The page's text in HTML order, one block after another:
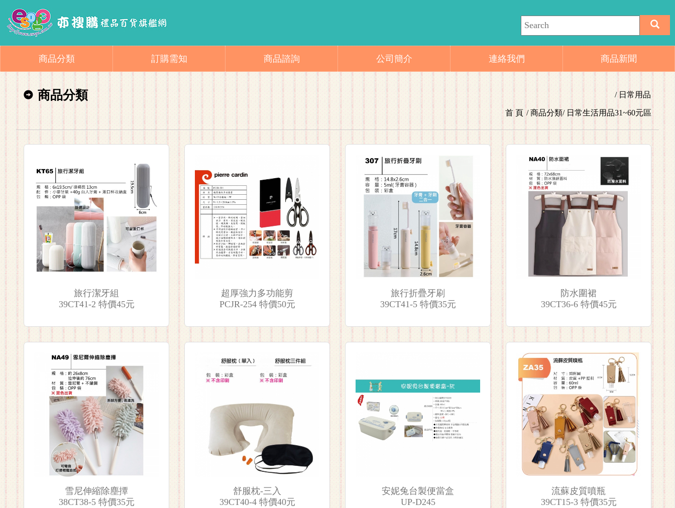
商品分類 訂購需知 商品諮詢 公司簡介 連絡我們 商品新聞
商品分類
首 頁 商品分類 日常生活用品
日常用品
31~60元區
旅行潔牙組
39CT41-2 特價45元
超厚強力多功能剪
PCJR-254 特價50元
旅行折疊牙刷
39CT41-5 特價35元
防水圍裙
39CT36-6 特價45元
雪尼伸縮除塵撢
38CT38-5 特價35元
舒服枕-三入
39CT40-4 特價40元
安妮兔台製便當盒
UP-D245
流蘇皮質噴瓶
39CT15-3 特價35元